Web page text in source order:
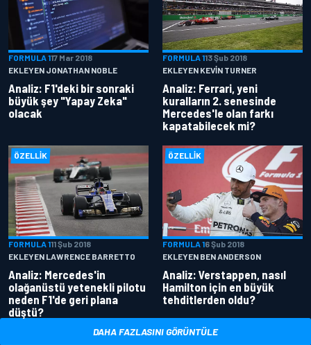
FORMULA 117 Mar 2018
EKLEYEN JONATHAN NOBLE
Analiz: F1'deki bir sonraki
büyük şey "Yapay Zeka"
olacak
FORMULA 113 Şub 2018
EKLEYEN KEVIN TURNER
Analiz: Ferrari, yeni
kuralların 2. senesinde
Mercedes'le olan farkı
kapatabilecek mi?
ÖZELLIK
FORMULA 111 Şub 2018
EKLEYEN LAWRENCE BARRETTO
Analiz: Mercedes'in
olağanüstü yetenekli pilotu
neden F1'de geri plana
düştü?
ÖZELLIK
FORMULA 16 Şub 2018
EKLEYEN BEN ANDERSON
Analiz: Verstappen, nasıl
Hamilton için en büyük
tehditlerden oldu?
DAHA FAZLASINI GÖRÜNTÜLE